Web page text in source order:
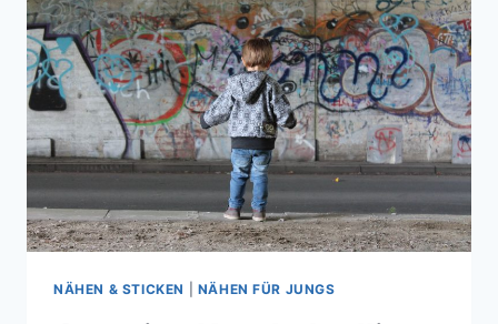
VON
LILLESOL
&
PELLE
NÄHEN & STICKEN NÄHEN FÜR JUNGS